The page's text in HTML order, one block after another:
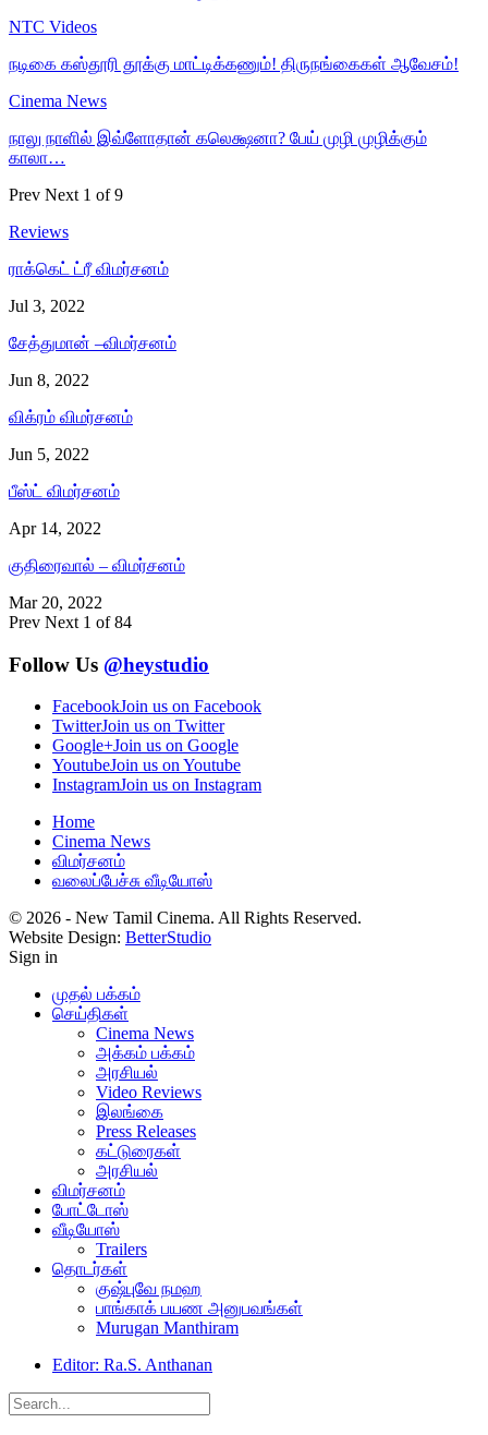
NTC Videos
நடிகை கஸ்தூரி தூக்கு மாட்டிக்கணும்! திருநங்கைகள் ஆவேசம்!
Cinema News
நாலு நாளில் இவ்ளோதான் கலெக்ஷனா? பேய் முழி முழிக்கும்
காலா…
Prev Next 1 of 9
Reviews
ராக்கெட் ட்ரீ விமர்சனம்
Jul 3, 2022
சேத்துமான் –விமர்சனம்
Jun 8, 2022
விக்ரம் விமர்சனம்
Jun 5, 2022
பீஸ்ட் விமர்சனம்
Apr 14, 2022
குதிரைவால் – விமர்சனம்
Mar 20, 2022
Prev Next 1 of 84
Follow Us @heystudio
FacebookJoin us on Facebook
TwitterJoin us on Twitter
Google+Join us on Google
YoutubeJoin us on Youtube
InstagramJoin us on Instagram
Home
Cinema News
விமர்சனம்
வலைப்பேச்சு வீடியோஸ்
© 2026 - New Tamil Cinema. All Rights Reserved.
Website Design: BetterStudio
Sign in
முதல் பக்கம்
செய்திகள்
Cinema News
அக்கம் பக்கம்
அரசியல்
Video Reviews
இலங்கை
Press Releases
கட்டுரைகள்
அரசியல்
விமர்சனம்
போட்டோஸ்
வீடியோஸ்
Trailers
தொடர்கள்
குஷ்புவே நமஹ
பாங்காக் பயண அனுபவங்கள்
Murugan Manthiram
Editor: Ra.S. Anthanan